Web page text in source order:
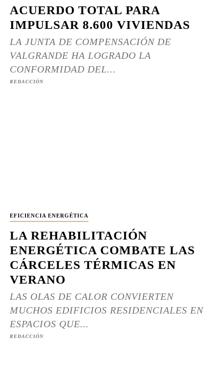
ACUERDO TOTAL PARA
IMPULSAR 8.600 VIVIENDAS
LA JUNTA DE COMPENSACIÓN DE
VALGRANDE HA LOGRADO LA
CONFORMIDAD DEL...
REDACCIÓN
EFICIENCIA ENERGÉTICA
LA REHABILITACIÓN
ENERGÉTICA COMBATE LAS
CÁRCELES TÉRMICAS EN
VERANO
LAS OLAS DE CALOR CONVIERTEN
MUCHOS EDIFICIOS RESIDENCIALES EN
ESPACIOS QUE...
REDACCIÓN